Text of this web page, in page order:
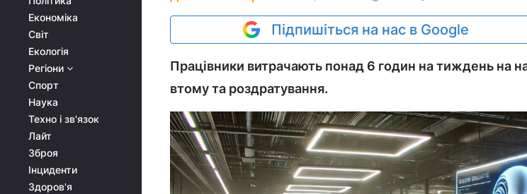
Економіка
Світ
Екологія
Регіони
Спорт
Наука
Техно і зв'язок
Лайт
Зброя
Інциденти
Здоров'я
Підпишіться на нас в Google
Працівники витрачають понад 6 годин на тиждень на
втому та роздратування.